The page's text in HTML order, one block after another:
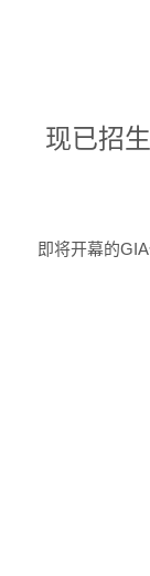
现已招
即将开幕的